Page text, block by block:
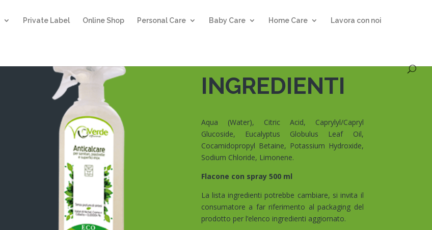
Private Label Online Shop Personal Care Baby Care Home Care Lavora con noi
INGREDIENTI
Aqua (Water), Citric Acid, Caprylyl/Capryl
Glucoside, Eucalyptus Globulus Leaf Oil,
Cocamidopropyl Betaine, Potassium Hydroxide,
Sodium Chloride, Limonene.
Flacone con spray 500 ml
La lista ingredienti potrebbe cambiare, si invita il
consumatore a far riferimento al packaging del
prodotto per l’elenco ingredienti aggiornato.